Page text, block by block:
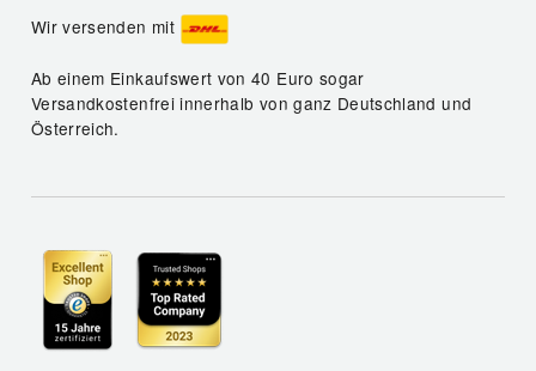
Wir versenden mit
Ab einem Einkaufswert von 40 Euro sogar
Versandkostenfrei innerhalb von ganz Deutschland und
Österreich.